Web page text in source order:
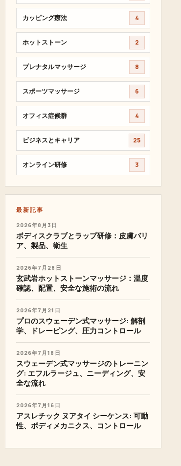
カッピング療法 4
ホットストーン 2
プレナタルマッサージ 8
スポーツマッサージ 6
オフィス症候群 4
ビジネスとキャリア 25
オンライン研修 3
最新記事
2026年8月3日
ボディスクラブとラップ研修：皮膚バリ
ア、製品、衛生
2026年7月28日
玄武岩ホットストーンマッサージ：温度
確認、配置、安全な施術の流れ
2026年7月21日
プロのスウェーデン式マッサージ: 解剖
学、ドレーピング、圧力コントロール
2026年7月18日
スウェーデン式マッサージのトレーニン
グ: エフルラージュ、ニーディング、安
全な流れ
2026年7月16日
アスレチック ヌアタイ シーケンス: 可動
性、ボディメカニクス、コントロール